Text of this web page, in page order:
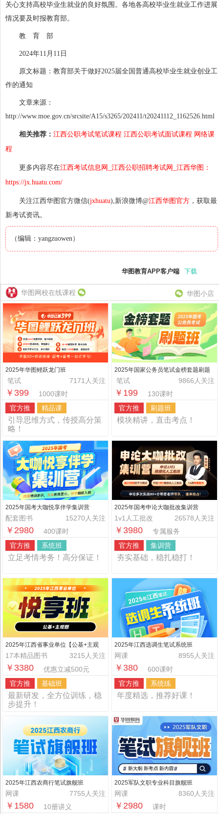
关心支持高校毕业生就业的良好氛围。各地各高校毕业生就业工作进展
情况要及时报教育部。
教 育 部
2024年11月11日
原文标题：教育部关于做好2025届全国普通高校毕业生就业创业工
作的通知
文章来源：
http://www.moe.gov.cn/srcsite/A15/s3265/202411/t20241112_1162526.html
相关推荐： 江西公职考试笔试课程 江西公职考试面试课程 网络课
程
更多内容尽在江西考试信息网_江西公职招聘考试网_江西华图：
https://jx.huatu.com/
关注江西华图官方微信(jxhuatu),新浪微博@江西华图官方 ，获取最
新考试资讯。
（编辑：yangzuowen）
华图教育APP客户端 下载
华图网校在线课程 华图小店
2025年华图鲤跃龙门班
7171人关注
笔试
￥399
1000课时
官方推
精品课
引导思维方式，传授高分策
略！
2025年国家公务员笔试金榜套题刷题
班
9866人关注
笔试
￥199
130课时
官方推
刷题班
模块精讲，直击考点！
2025年国考大咖悦享伴学集训营
15270人关注
配套图书
￥2980
400课时
官方推
系统班
立足考情考务！高分保证！
2025年国考申论大咖批改集训营
26578人关注
1v1人工批改
￥3980
专属服务
官方推
集训营
夯实基础，稳扎稳打！
2025年江西省事业单位【公基+主观
题】悦享班
3215人关注
17本精品图书
￥3380
优惠立减500元
官方推
基础班
最新研发，全方位训练，稳
步提升！
2025年江西选调生笔试系统班
8955人关注
网课
￥380
600课时
官方推
系统练
年度精选，推荐好课！
2025年江西农商行笔试旗舰班
7755人关注
网课
￥1580 10册讲义
2025军队文职专业科目旗舰班
8360人关注
网课
￥2980 课时